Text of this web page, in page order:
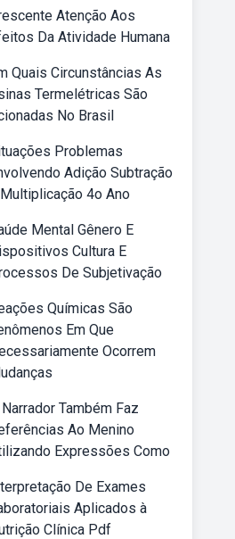
Atenção Aos
Da Atividade Humana
Quais Circunstâncias As
Termelétricas São
No Brasil
Problemas
Adição Subtração
4o Ano
Mental Gênero E
Cultura E
De Subjetivação
Químicas São
Em Que
Ocorrem
Também Faz
Ao Menino
Expressões Como
De Exames
Aplicados à
Clínica Pdf